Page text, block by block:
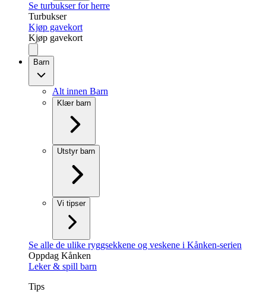
Se turbukser for herre
Turbukser
Kjøp gavekort
Kjøp gavekort
Barn
Alt innen Barn
Klær barn
Utstyr barn
Vi tipser
Se alle de ulike ryggsekkene og veskene i Kånken-serien
Oppdag Kånken
Leker & spill barn
Tips